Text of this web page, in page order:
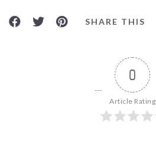
SHARE THIS
0
Article Rating